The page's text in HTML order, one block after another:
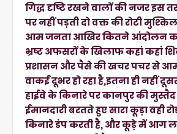
गिद्ध दृष्टि रखने वालों की नजर इस
पर नहीं पड़ती दो वक्त की रोटी
आम जनता आखिर कितने आंदोलन
भ्रष्ट अफसरों के खिलाफ कहां कहां
प्रशासन और पैसे की खचर पचर से
वाकई दूभर हो रहा है,इतना ही नहीं
हाईवे के किनारे पर कानपुर की
ईमानदारी बरतते हुए सारा कूड़ा वही
किनारे डंप करती है, और कूड़े में आग